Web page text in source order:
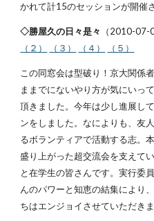
かれて計15のセッションが開催
◇勝屋久の日々是々 （2010-07-
（２）
（３） （４） （５）
この同窓会は型破り！京大関係
ままでにないやり方が気にいっ
頂きました。今年は少し進展し
ンをしました。なによりも、友
るボランティアで活動する志。
盛り上がった超交流会を支えて
と在学生の皆さんです。実行委
んのパワーと知恵の結集により
ちはエンジョイさせていただき